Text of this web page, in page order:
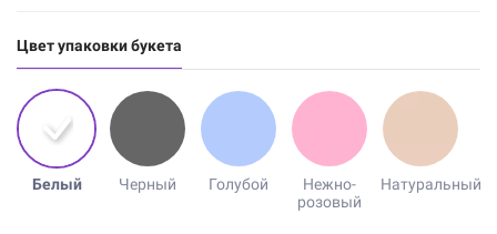
Цвет упаковки букета
Белый Черный Голубой
Нежно-
розовый
Натуральный